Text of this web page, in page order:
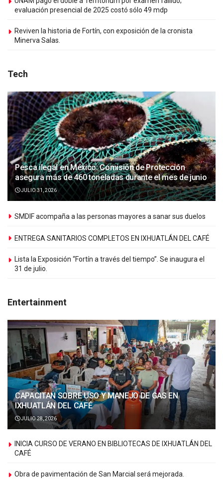
evaluación presencial de 2025 costó sólo 49 mdp
Reviven la historia de Fortín, con exposición de la cronista
Minerva Salas.
Tech
Pesca ilegal en México: Comisión de Protección
asegura más de 460 toneladas durante el mes de junio
JULIO 31, 2026
SMDIF acompaña a las personas mayores a sanar sus duelos
ENTREGA SANITARIOS COMPLETOS EN IXHUATLÁN DEL CAFÉ
Lista la Exposición “Fortín a través del tiempo”. Se inaugura el
31 de julio.
Entertainment
CAPACITAN SOBRE USO Y MANEJO DE GAS EN
IXHUATLÁN DEL CAFÉ
JULIO 28, 2026
INICIA CURSO DE VERANO EN BIBLIOTECAS DE IXHUATLÁN DEL
CAFÉ
Obra de pavimentación de San Marcial será mejorada.